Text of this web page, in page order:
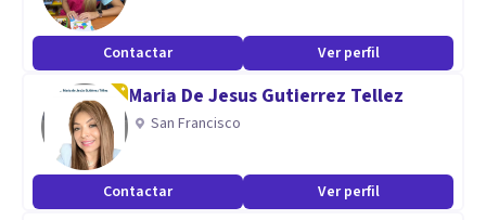
Aptitudes
Escucha activa.
Acompañamiento permanente.
Estimulo al crecimiento y desarrollo de habilidades de
afrontamiento.
Contactar Ver perfil
Maria De Jesus Gutierrez Tellez
San Francisco
Contactar Ver perfil